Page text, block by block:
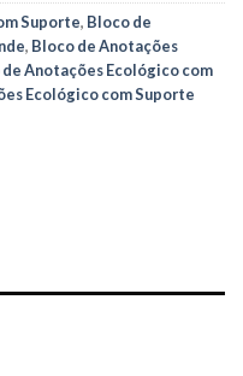
Suporte, Bloco de
, Bloco de Anotações
Anotações Ecológico com
Ecológico com Suporte